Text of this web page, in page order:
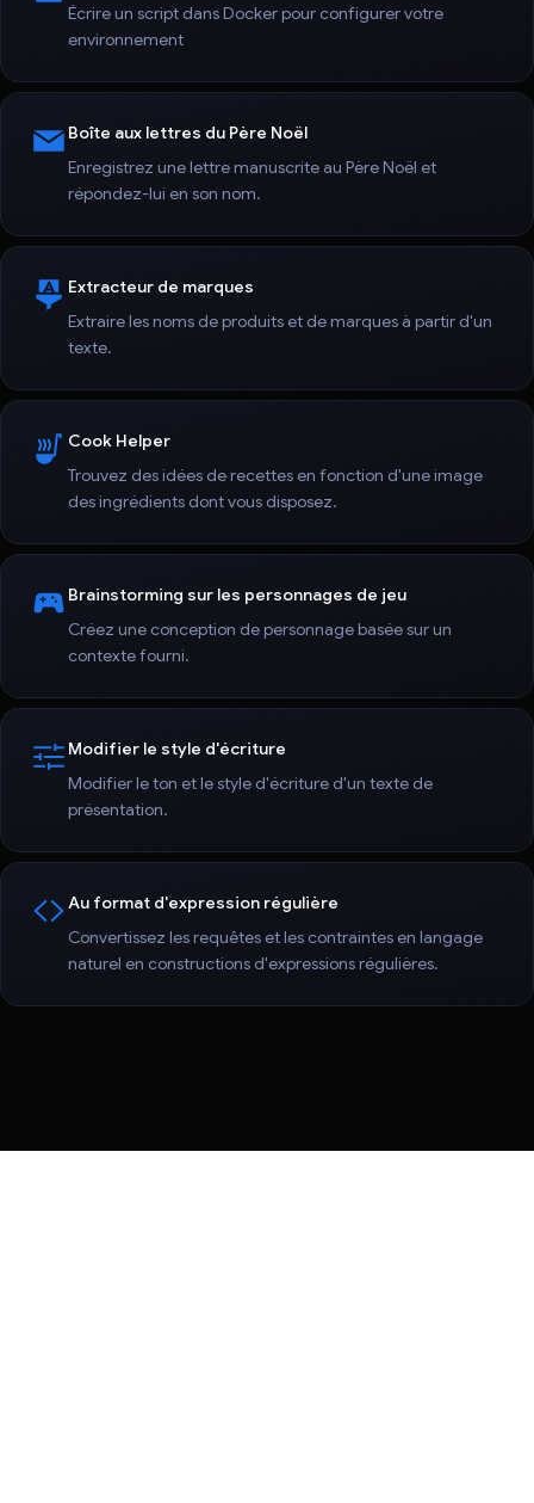
Écrire un script dans Docker pour configurer votre
environnement
Boîte aux lettres du Père Noël
Enregistrez une lettre manuscrite au Père Noël et
répondez-lui en son nom.
Extracteur de marques
Extraire les noms de produits et de marques à partir d'un
texte.
Cook Helper
Trouvez des idées de recettes en fonction d'une image
des ingrédients dont vous disposez.
Brainstorming sur les personnages de jeu
Créez une conception de personnage basée sur un
contexte fourni.
Modifier le style d'écriture
Modifier le ton et le style d'écriture d'un texte de
présentation.
Au format d'expression régulière
Convertissez les requêtes et les contraintes en langage
naturel en constructions d'expressions régulières.